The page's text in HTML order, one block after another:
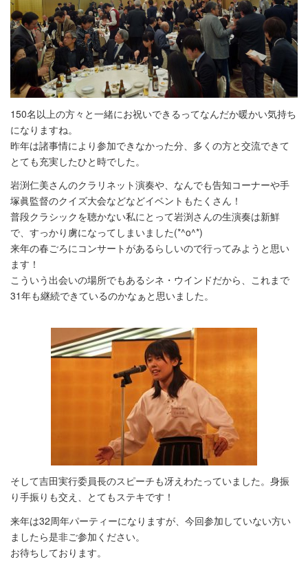
150名以上の方々と一緒にお祝いできるってなんだか暖かい気持ち
になりますね。
昨年は諸事情により参加できなかった分、多くの方と交流できて
とても充実したひと時でした。
岩渕仁美さんのクラリネット演奏や、なんでも告知コーナーや手
塚眞監督のクイズ大会などなどイベントもたくさん！
普段クラシックを聴かない私にとって岩渕さんの生演奏は新鮮
で、すっかり虜になってしまいました(*^o^*)
来年の春ごろにコンサートがあるらしいので行ってみようと思い
ます！
こういう出会いの場所でもあるシネ・ウインドだから、これまで
31年も継続できているのかなぁと思いました。
そして吉田実行委員長のスピーチも冴えわたっていました。身振
り手振りも交え、とてもステキです！
来年は32周年パーティーになりますが、今回参加していない方い
ましたら是非ご参加ください。
お待ちしております。